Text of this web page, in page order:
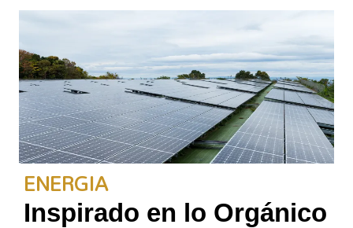
ENERGIA
Inspirado en lo Orgánico